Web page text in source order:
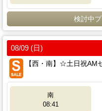
検討中
08/09 (日)
【西・南】☆土日祝
南
08:41